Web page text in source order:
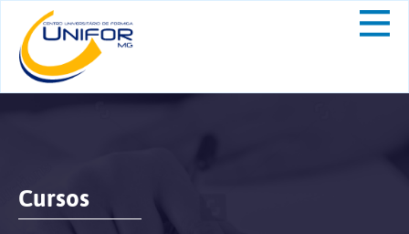
Cursos